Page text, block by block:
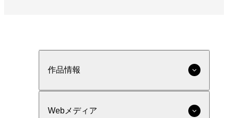
作品情報
Webメディア